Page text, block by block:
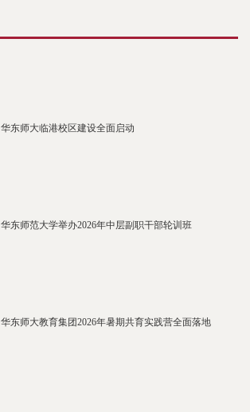
华东师大临港校区建设全面启动
华东师范大学举办2026年中层副职干部轮训班
华东师大教育集团2026年暑期共育实践营全面落地